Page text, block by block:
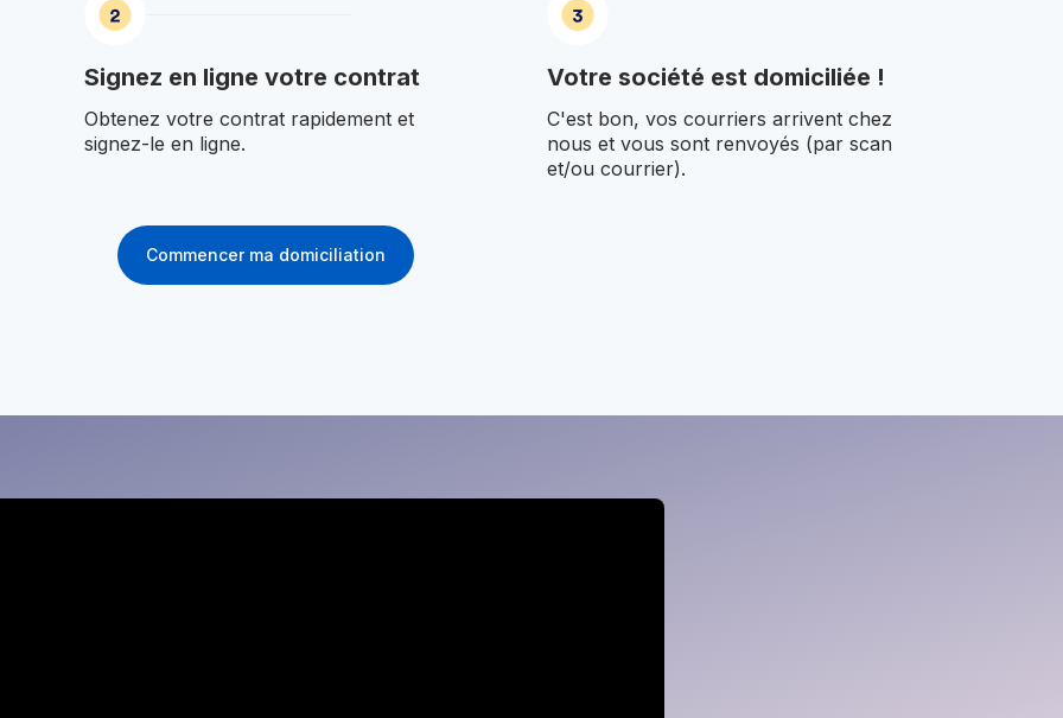
Signez en ligne votre contrat
Obtenez votre contrat rapidement et
signez-le en ligne.
Votre société est domiciliée !
C'est bon, vos courriers arrivent chez
nous et vous sont renvoyés (par scan
et/ou courrier).
Commencer ma domiciliation